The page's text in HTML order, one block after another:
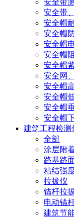
安全带
安全带
安全帽
安全帽
安全帽
安全帽
安全帽
安全网
安全帽
安全帽
安全帽
安全帽
建筑工程检
全部
涂层附
路基路
粘结强
拉拔仪
锚杆拉
电动锚
建筑节